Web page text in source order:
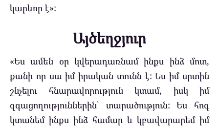
կարևոր է»:
Այծեղջյուր
«Ես ամեն օր կվերադառնամ ինքս ինձ մոտ,
քանի որ սա իմ իրական տունն է: Ես իմ սրտին
շնչելու հնարավորություն կտամ, իսկ իմ
զգացողություններին՝ տարածություն: Ես հոգ
կտանեմ ինքս ինձ համար և կբավարարեմ իմ